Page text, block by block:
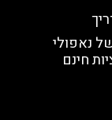
נאפולי
חינם